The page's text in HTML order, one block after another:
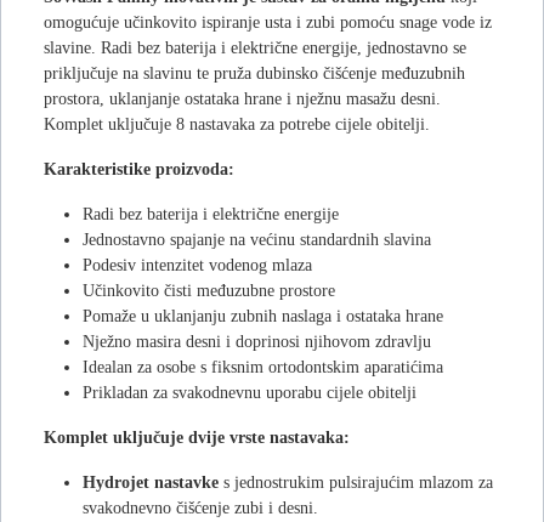
omogućuje učinkovito ispiranje usta i zubi pomoću snage vode iz
slavine. Radi bez baterija i električne energije, jednostavno se
priključuje na slavinu te pruža dubinsko čišćenje međuzubnih
prostora, uklanjanje ostataka hrane i nježnu masažu desni.
Komplet uključuje 8 nastavaka za potrebe cijele obitelji.
Karakteristike proizvoda:
Radi bez baterija i električne energije
Jednostavno spajanje na većinu standardnih slavina
Podesiv intenzitet vodenog mlaza
Učinkovito čisti međuzubne prostore
Pomaže u uklanjanju zubnih naslaga i ostataka hrane
Nježno masira desni i doprinosi njihovom zdravlju
Idealan za osobe s fiksnim ortodontskim aparatićima
Prikladan za svakodnevnu uporabu cijele obitelji
Komplet uključuje dvije vrste nastavaka:
Hydrojet nastavke s jednostrukim pulsirajućim mlazom za
svakodnevno čišćenje zubi i desni.